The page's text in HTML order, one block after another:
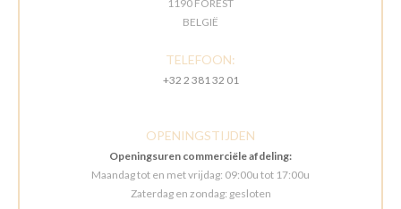
1190 FOREST
BELGIË
TELEFOON:
+32 2 381 32 01
OPENINGSTIJDEN
Openingsuren commerciële afdeling:
Maandag tot en met vrijdag: 09:00u tot 17:00u
Zaterdag en zondag: gesloten